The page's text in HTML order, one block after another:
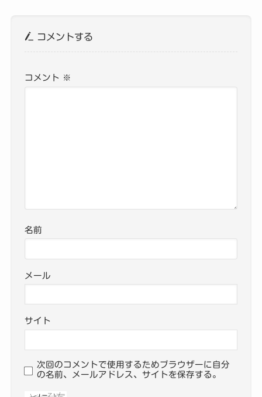
コメントする
コメント ※
名前
メール
サイト
次回のコメントで使用するためブラウザーに自分
の名前、メールアドレス、サイトを保存する。